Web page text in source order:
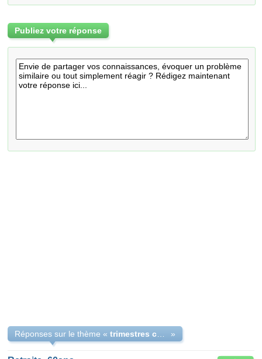
Publiez votre réponse
Réponses sur le thème « »